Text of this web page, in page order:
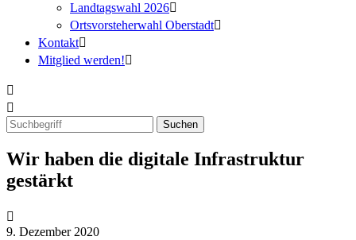
Landtagswahl 2026
Ortsvorsteherwahl Oberstadt
Kontakt
Mitglied werden!
Wir haben die digitale Infrastruktur
gestärkt
9. Dezember 2020